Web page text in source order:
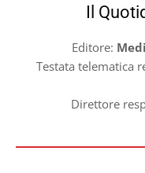
Il
Editore:
Testata telematica
Direttore